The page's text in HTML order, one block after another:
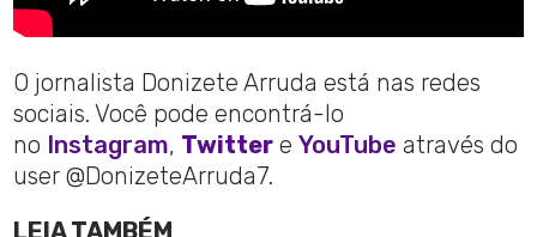
O jornalista Donizete Arruda está nas redes
sociais. Você pode encontrá-lo
no Instagram, Twitter eYouTube através do
user @DonizeteArruda7.